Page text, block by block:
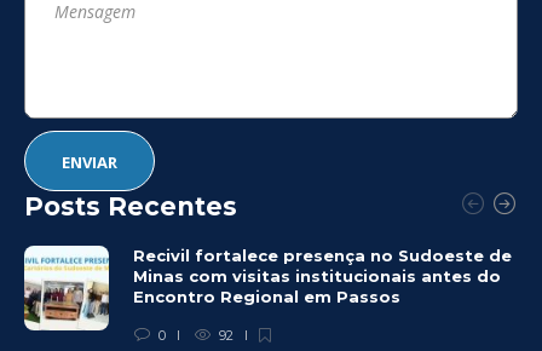
Posts Recentes
Recivil fortalece presença no Sudoeste de
Minas com visitas institucionais antes do
Encontro Regional em Passos
0 92